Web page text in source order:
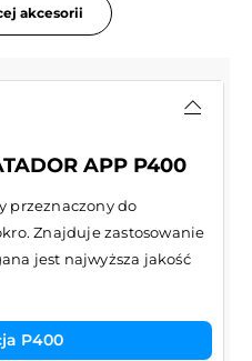
akcesorii
APP P400
przeznaczony do
Znajduje zastosowanie
jest najwyższa jakość
P400